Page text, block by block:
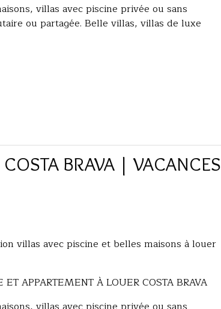
villas avec piscine privée ou sans
ou partagée. Belle villas, villas de luxe
BRAVA | VACANCES
villas avec piscine et belles maisons à louer
APPARTEMENT À LOUER COSTA BRAVA